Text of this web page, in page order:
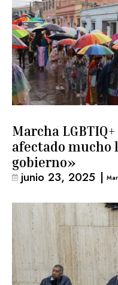
Marcha
afectado mucho
gobierno»
junio 23, 2025 |